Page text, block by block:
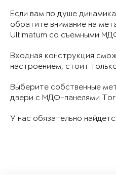
Если вам по душе
обратите внимание на
Ultimatum со съемными
Входная конструкция
настроением, стоит
Выберите собственные
двери с МДФ-панелями
У нас обязательно